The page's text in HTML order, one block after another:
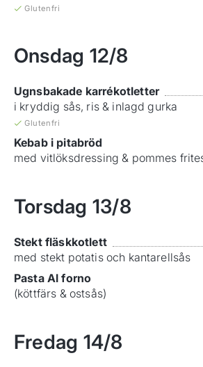
Glutenfri
Onsdag 12/8
Ugnsbakade karrékotletter
i kryddig sås, ris & inlagd gurka
Glutenfri
Kebab i pitabröd
med vitlöksdressing & pommes
Torsdag 13/8
Stekt fläskkotlett
med stekt potatis och kantarellsås
Pasta Al forno
(köttfärs & ostsås)
Fredag 14/8